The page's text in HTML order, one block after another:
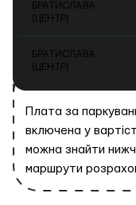
БРАТИСЛАВА
(ЦЕНТР)
БРАТИСЛАВА
(ЦЕНТР)
Плата за
включена у
можна знайти
маршрути